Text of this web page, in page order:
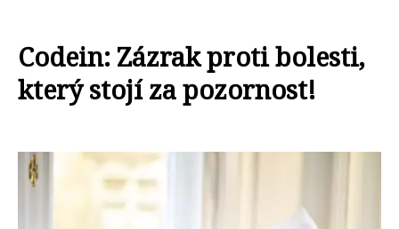
Codein: Zázrak proti bolesti,
který stojí za pozornost!